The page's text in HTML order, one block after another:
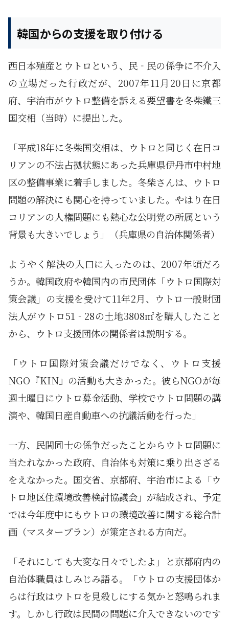
韓国からの支援を取り付ける
西日本殖産とウトロという、民‐民の係争に不介入
の立場だった行政だが、2007年11月20日に京都
府、宇治市がウトロ整備を訴える要望書を冬柴鐵三
国交相（当時）に提出した。
「平成18年に冬柴国交相は、ウトロと同じく在日コ
リアンの不法占拠状態にあった兵庫県伊丹市中村地
区の整備事業に着手しました。冬柴さんは、ウトロ
問題の解決にも関心を持っていました。やはり在日
コリアンの人権問題にも熱心な公明党の所属という
背景も大きいでしょう」（兵庫県の自治体関係者）
ようやく解決の入口に入ったのは、2007年頃だろ
うか。韓国政府や韓国内の市民団体「ウトロ国際対
策会議」の支援を受けて11年2月、ウトロ一般財団
法人がウトロ51‐28の土地3808㎡を購入したこと
から、ウトロ支援団体の関係者は説明する。
「ウトロ国際対策会議だけでなく、ウトロ支援
NGO『KIN』の活動も大きかった。彼らNGOが毎
週土曜日にウトロ募金活動、学校でウトロ問題の講
演や、韓国日産自動車への抗議活動を行った」
一方、民間同士の係争だったことからウトロ問題に
当たれなかった政府、自治体も対策に乗り出さざる
をえなかった。国交省、京都府、宇治市による「ウ
トロ地区住環境改善検討協議会」が結成され、予定
では今年度中にもウトロの環境改善に関する総合計
画（マスタープラン）が策定される方向だ。
「それにしても大変な日々でしたよ」と京都府内の
自治体職員はしみじみ語る。「ウトロの支援団体か
らは行政はウトロを見殺しにする気かと怒鳴られま
す。しかし行政は民間の問題に介入できないのです